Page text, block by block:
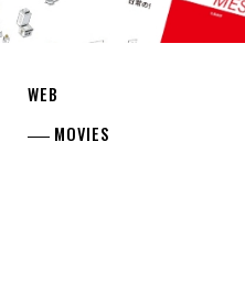
WEB
MOVIES